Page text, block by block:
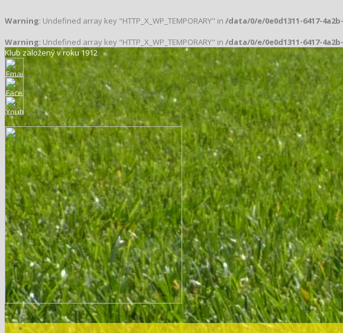
Warning: Undefined array key "HTTP_X_WP_TEMPORARY" in /data/0/e/0e0d1311-6417-
Warning: Undefined array key "HTTP_X_WP_TEMPORARY" in /data/0/e/0e0d1311-6417-
Klub založený v roku 1912